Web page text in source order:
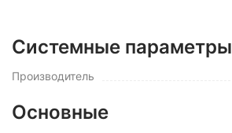
Системные параметры
Производитель
Основные